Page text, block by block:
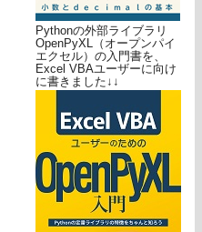
Pythonの外部ライブラリ
OpenPyXL（オープンパイ
エクセル）の入門書を、
Excel VBAユーザーに向け
に書きました↓↓